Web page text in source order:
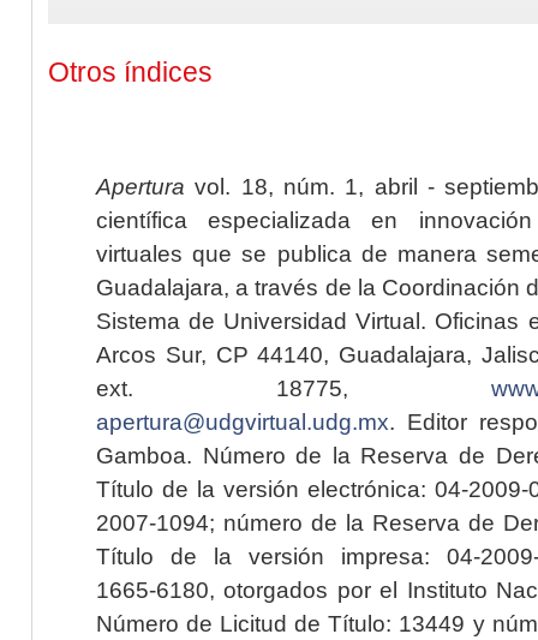
Otros índices
Apertura vol. 18, núm. 1, abril -
científica especializada en
virtuales que se publica de manera
Guadalajara, a través de la Coordinación
Sistema de Universidad Virtual. Oficinas
Arcos Sur, CP 44140, Guadalajara,
ext. 18775,
apertura@udgvirtual.udg.mx. Editor
Gamboa. Número de la Reserva de
Título de la versión electrónica: 04-2009-
2007-1094; número de la Reserva de
Título de la versión impresa: 04-2009-
1665-6180, otorgados por el Instituto
Número de Licitud de Título: 13449 y